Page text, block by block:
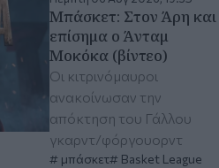
Μπάσκετ: Στον Άρη και
επίσημα ο Άνταμ
Μοκόκα (βίντεο)
Οι κιτρινόμαυροι
ανακοίνωσαν την
απόκτηση του Γάλλου
γκαρντ/φόργουορντ
μπάσκετ
Basket League